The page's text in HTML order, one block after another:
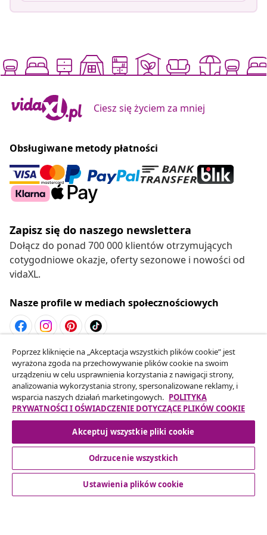
Ciesz się życiem za mniej
Obsługiwane metody płatności
Zapisz się do naszego newslettera
Dołącz do ponad 700 000 klientów otrzymujących
cotygodniowe okazje, oferty sezonowe i nowości od
vidaXL.
Nasze profile w mediach społecznościowych
Odstąpienie od umowy
Złóż wniosek o odstąpienie od umowy dotyczącej
Twojego zamówienia.
Odstąpienie od umowy
Obsługa Klienta
Poprzez kliknięcie na „Akceptacja wszystkich plików cookie” jest
wyrażona zgoda na przechowywanie plików cookie na swoim
urządzeniu w celu usprawnienia korzystania z nawigacji strony,
analizowania wykorzystania strony, spersonalizowane reklamy, i
wsparcia naszych działań marketingowych. POLITYKA
PRYWATNOŚCI I OŚWIADCZENIE DOTYCZĄCE PLIKÓW COOKIE
Akceptuj wszystkie pliki cookie
Odrzucenie wszystkich
Ustawienia plików cookie